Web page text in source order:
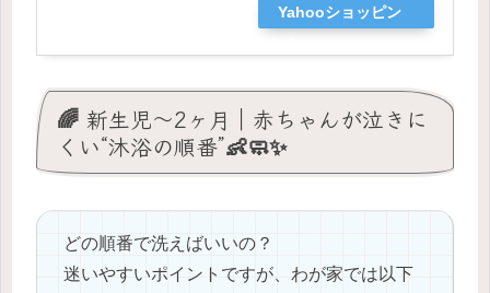
Yahooショッピン
🌈 新生児〜2ヶ月｜赤ちゃんが泣きに
くい“沐浴の順番”👶🧼✨
どの順番で洗えばいいの？
迷いやすいポイントですが、わが家では以下